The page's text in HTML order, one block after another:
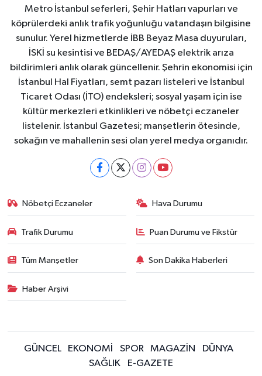
Metro İstanbul seferleri, Şehir Hatları vapurları ve
köprülerdeki anlık trafik yoğunluğu vatandaşın bilgisine
sunulur. Yerel hizmetlerde İBB Beyaz Masa duyuruları,
İSKİ su kesintisi ve BEDAŞ/AYEDAŞ elektrik arıza
bildirimleri anlık olarak güncellenir. Şehrin ekonomisi için
İstanbul Hal Fiyatları, semt pazarı listeleri ve İstanbul
Ticaret Odası (İTO) endeksleri; sosyal yaşam için ise
kültür merkezleri etkinlikleri ve nöbetçi eczaneler
listelenir. İstanbul Gazetesi; manşetlerin ötesinde,
sokağın ve mahallenin sesi olan yerel medya organıdır.
Nöbetçi Eczaneler Hava Durumu
Trafik Durumu Puan Durumu ve Fikstür
Tüm Manşetler Son Dakika Haberleri
Haber Arşivi
GÜNCEL EKONOMİ SPOR MAGAZİN
DÜNYA
SAĞLIK
E-GAZETE